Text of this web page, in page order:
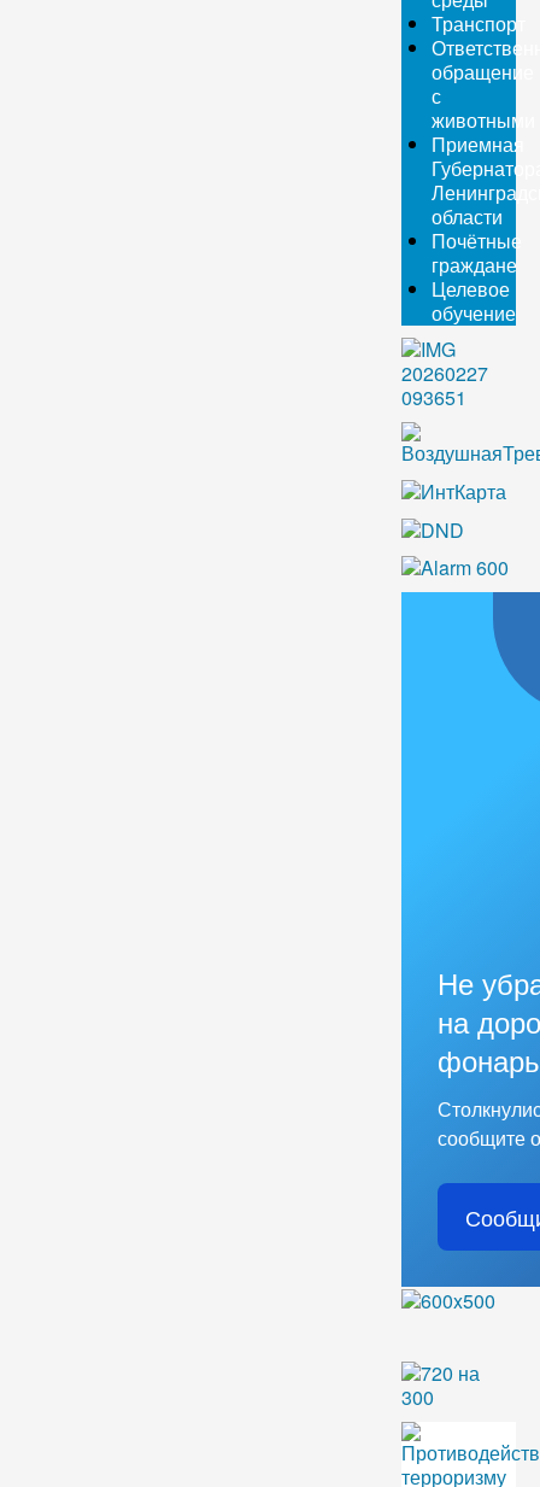
Транспорт
обращение
с
животными
Приемная
области
Почётные
граждане
Целевое
обучение
Не
на
сообщите